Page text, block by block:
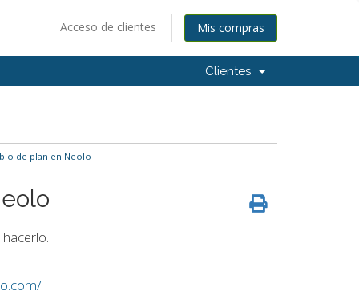
Acceso de clientes Mis compras
Clientes
de plan en Neolo